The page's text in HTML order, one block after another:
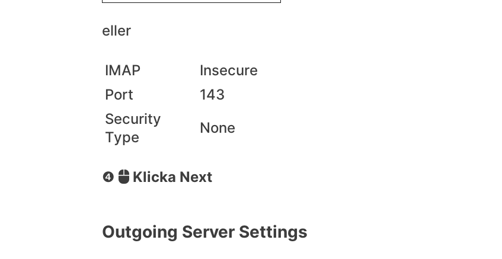
eller
IMAP
Insecure
Port
143
Security
Type
None
❹ Klicka Next
Outgoing Server Settings